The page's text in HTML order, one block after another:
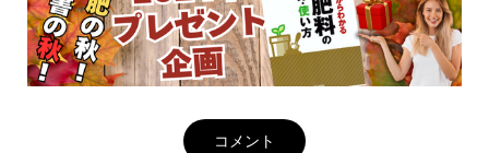
コメント